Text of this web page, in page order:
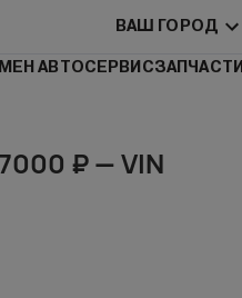
ВАШ ГОРОД
АВТОСЕРВИСЗАПЧАСТИ
₽ — VIN